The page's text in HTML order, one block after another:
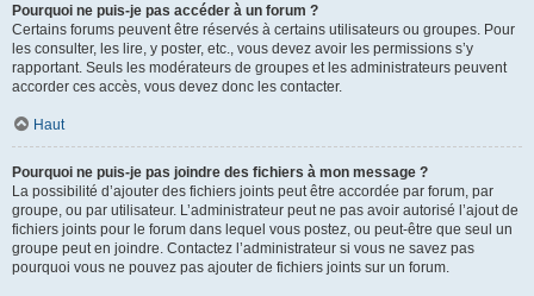
Pourquoi ne puis-je pas accéder à un forum ?
Certains forums peuvent être réservés à certains utilisateurs ou groupes. Pour
les consulter, les lire, y poster, etc., vous devez avoir les permissions s’y
rapportant. Seuls les modérateurs de groupes et les administrateurs peuvent
accorder ces accès, vous devez donc les contacter.
Haut
Pourquoi ne puis-je pas joindre des fichiers à mon message ?
La possibilité d’ajouter des fichiers joints peut être accordée par forum, par
groupe, ou par utilisateur. L’administrateur peut ne pas avoir autorisé l’ajout de
fichiers joints pour le forum dans lequel vous postez, ou peut-être que seul un
groupe peut en joindre. Contactez l’administrateur si vous ne savez pas
pourquoi vous ne pouvez pas ajouter de fichiers joints sur un forum.